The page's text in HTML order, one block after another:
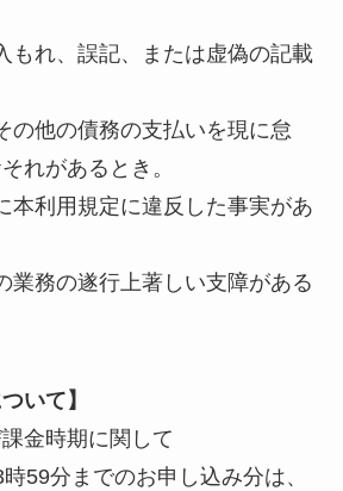
もれ、誤記、または虚偽の記載
の他の債務の支払いを現に怠
れがあるとき。
本利用規定に違反した事実があ
業務の遂行上著しい支障がある
いて】
金時期に関して
59分までのお申し込み分は、